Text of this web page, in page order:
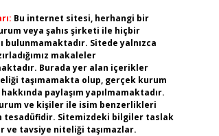
Bu internet sitesi, herhangi bir
veya şahıs şirketi ile hiçbir
bulunmamaktadır. Sitede yalnızca
makaleler
Burada yer alan içerikler
taşımamakta olup, gerçek kurum
paylaşım yapılmamaktadır.
ve kişiler ile isim benzerlikleri
tesadüfidir. Sitemizdeki bilgiler taslak
ve tavsiye niteliği taşımazlar.